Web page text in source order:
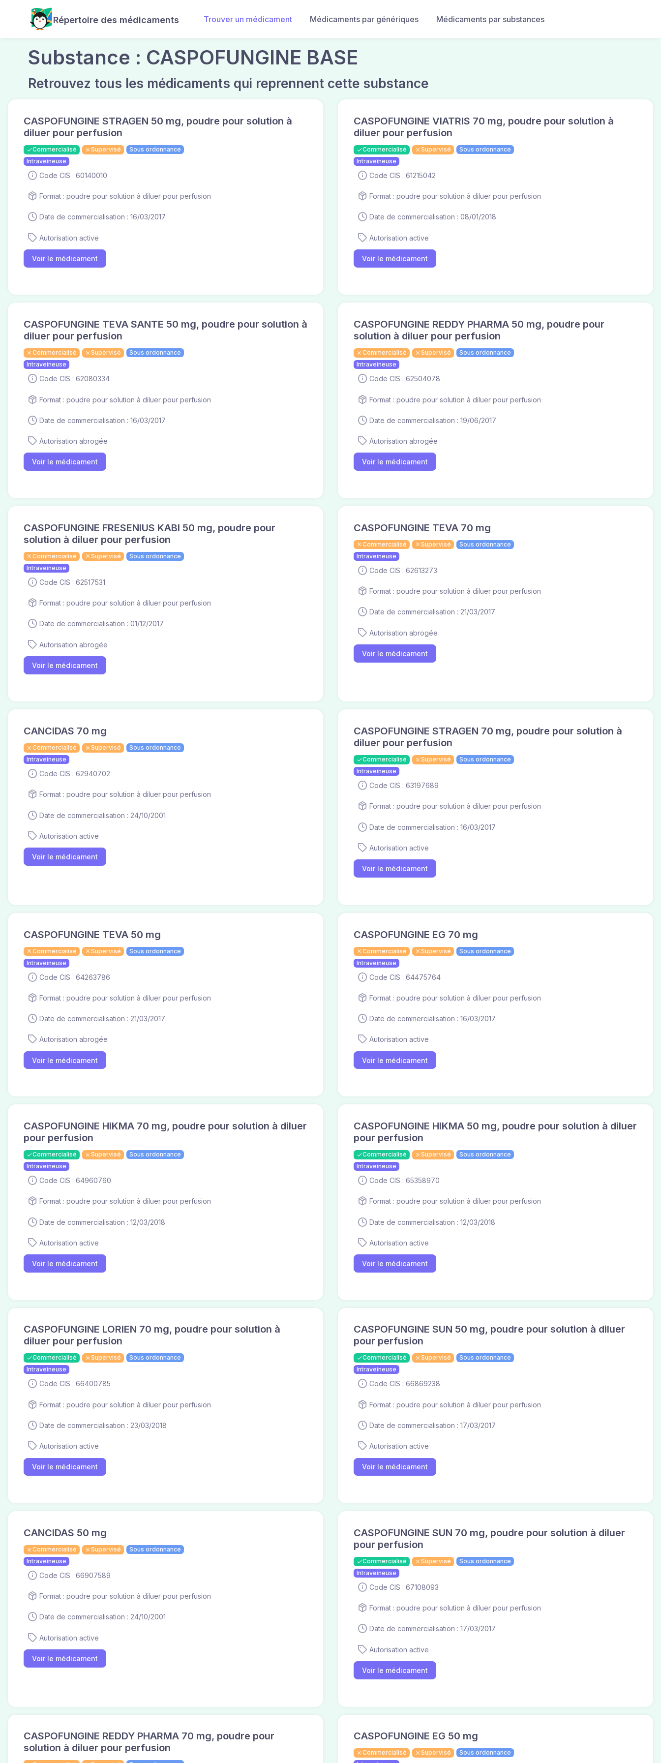
Répertoire des médicaments Trouver un médicament Médicaments par génériques Médicaments par substances
Substance : CASPOFUNGINE BASE
Retrouvez tous les médicaments qui reprennent cette substance
CASPOFUNGINE STRAGEN 50 mg, poudre pour solution à
diluer pour perfusion
Commercialisé Supervisé
Sous ordonnance
Intraveineuse
Code CIS : 60140010
Format : poudre pour solution à diluer pour perfusion
Date de commercialisation : 16/03/2017
Autorisation active
Voir le médicament
CASPOFUNGINE VIATRIS 70 mg, poudre pour solution à
diluer pour perfusion
Commercialisé Supervisé
Sous ordonnance
Intraveineuse
Code CIS : 61215042
Format : poudre pour solution à diluer pour perfusion
Date de commercialisation : 08/01/2018
Autorisation active
Voir le médicament
CASPOFUNGINE TEVA SANTE 50 mg, poudre pour solution à
diluer pour perfusion
Commercialisé Supervisé
Sous ordonnance
Intraveineuse
Code CIS : 62080334
Format : poudre pour solution à diluer pour perfusion
Date de commercialisation : 16/03/2017
Autorisation abrogée
Voir le médicament
CASPOFUNGINE REDDY PHARMA 50 mg, poudre pour
solution à diluer pour perfusion
Commercialisé Supervisé
Sous ordonnance
Intraveineuse
Code CIS : 62504078
Format : poudre pour solution à diluer pour perfusion
Date de commercialisation : 19/06/2017
Autorisation abrogée
Voir le médicament
CASPOFUNGINE FRESENIUS KABI 50 mg, poudre pour
solution à diluer pour perfusion
Commercialisé Supervisé
Sous ordonnance
Intraveineuse
Code CIS : 62517531
Format : poudre pour solution à diluer pour perfusion
Date de commercialisation : 01/12/2017
Autorisation abrogée
Voir le médicament
CASPOFUNGINE TEVA 70 mg
Commercialisé Supervisé
Sous ordonnance
Intraveineuse
Code CIS : 62613273
Format : poudre pour solution à diluer pour perfusion
Date de commercialisation : 21/03/2017
Autorisation abrogée
Voir le médicament
CANCIDAS 70 mg
Commercialisé Supervisé
Sous ordonnance
Intraveineuse
Code CIS : 62940702
Format : poudre pour solution à diluer pour perfusion
Date de commercialisation : 24/10/2001
Autorisation active
Voir le médicament
CASPOFUNGINE STRAGEN 70 mg, poudre pour solution à
diluer pour perfusion
Commercialisé Supervisé
Sous ordonnance
Intraveineuse
Code CIS : 63197689
Format : poudre pour solution à diluer pour perfusion
Date de commercialisation : 16/03/2017
Autorisation active
Voir le médicament
CASPOFUNGINE TEVA 50 mg
Commercialisé Supervisé
Sous ordonnance
Intraveineuse
Code CIS : 64263786
Format : poudre pour solution à diluer pour perfusion
Date de commercialisation : 21/03/2017
Autorisation abrogée
Voir le médicament
CASPOFUNGINE EG 70 mg
Commercialisé Supervisé
Sous ordonnance
Intraveineuse
Code CIS : 64475764
Format : poudre pour solution à diluer pour perfusion
Date de commercialisation : 16/03/2017
Autorisation active
Voir le médicament
CASPOFUNGINE HIKMA 70 mg, poudre pour solution à diluer
pour perfusion
Commercialisé Supervisé
Sous ordonnance
Intraveineuse
Code CIS : 64960760
Format : poudre pour solution à diluer pour perfusion
Date de commercialisation : 12/03/2018
Autorisation active
Voir le médicament
CASPOFUNGINE HIKMA 50 mg, poudre pour solution à diluer
pour perfusion
Commercialisé Supervisé
Sous ordonnance
Intraveineuse
Code CIS : 65358970
Format : poudre pour solution à diluer pour perfusion
Date de commercialisation : 12/03/2018
Autorisation active
Voir le médicament
CASPOFUNGINE LORIEN 70 mg, poudre pour solution à
diluer pour perfusion
Commercialisé Supervisé
Sous ordonnance
Intraveineuse
Code CIS : 66400785
Format : poudre pour solution à diluer pour perfusion
Date de commercialisation : 23/03/2018
Autorisation active
Voir le médicament
CASPOFUNGINE SUN 50 mg, poudre pour solution à diluer
pour perfusion
Commercialisé Supervisé
Sous ordonnance
Intraveineuse
Code CIS : 66869238
Format : poudre pour solution à diluer pour perfusion
Date de commercialisation : 17/03/2017
Autorisation active
Voir le médicament
CANCIDAS 50 mg
Commercialisé Supervisé
Sous ordonnance
Intraveineuse
Code CIS : 66907589
Format : poudre pour solution à diluer pour perfusion
Date de commercialisation : 24/10/2001
Autorisation active
Voir le médicament
CASPOFUNGINE SUN 70 mg, poudre pour solution à diluer
pour perfusion
Commercialisé Supervisé
Sous ordonnance
Intraveineuse
Code CIS : 67108093
Format : poudre pour solution à diluer pour perfusion
Date de commercialisation : 17/03/2017
Autorisation active
Voir le médicament
CASPOFUNGINE REDDY PHARMA 70 mg, poudre pour
solution à diluer pour perfusion
CASPOFUNGINE EG 50 mg
Commercialisé Supervisé
Sous ordonnance